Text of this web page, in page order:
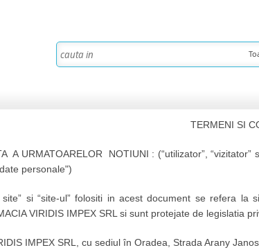
TERMENI SI
A URMATOARELOR NOTIUNI : (“utilizator”,
personale")
site” si “site-ul” folositi in acest document se refera
VIRIDIS IMPEX SRL si sunt protejate de legislatia
IMPEX SRL, cu sediul în Oradea, Strada Arany